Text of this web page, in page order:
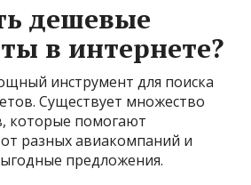
дешевые
в интернете?
инструмент для поиска
Существует множество
которые помогают
разных авиакомпаний и
предложения.